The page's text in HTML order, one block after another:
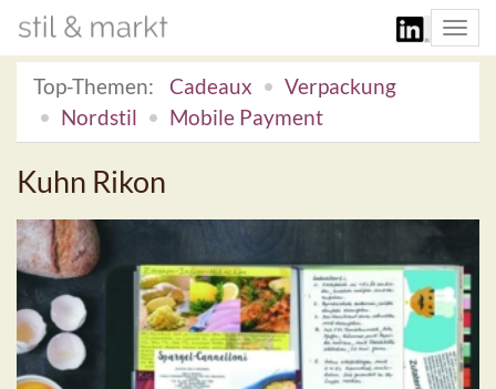
Top-Themen:
Cadeaux
Verpackung
Nordstil
Mobile Payment
Kuhn Rikon